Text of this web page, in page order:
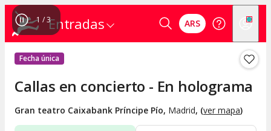
Entradas ARS
1 /3
Fecha única
Callas en concierto - En holograma
Gran teatro Caixabank Príncipe Pío, Madrid, (ver mapa)